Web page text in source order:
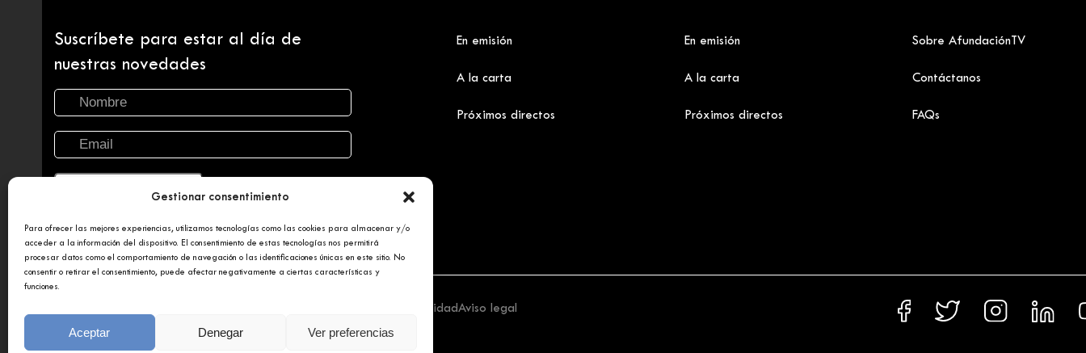
Gestionar consentimiento
Para ofrecer las mejores experiencias, utilizamos tecnologías como las cookies para almacenar y/o
acceder a la información del dispositivo. El consentimiento de estas tecnologías nos permitirá
procesar datos como el comportamiento de navegación o las identificaciones únicas en este sitio. No
consentir o retirar el consentimiento, puede afectar negativamente a ciertas características y
funciones.
Aceptar Denegar Ver preferencias
Suscríbete para estar al día de
nuestras novedades
En emisión
A la carta
Próximos directos
En emisión
A la carta
Próximos directos
Sobre AfundaciónTV
Contáctanos
FAQs
Política de privacidadAviso legal